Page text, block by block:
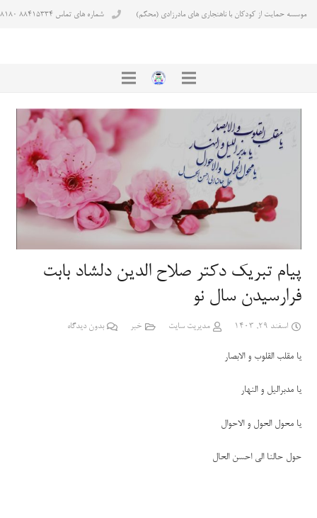
موسسه حمایت از کودکان با ناهنجاری های مادرزادی (محکم) شماره های تماس ۸۸۴۱۵۳۳۴ ۸۸۴۳۸۱۸۰
پیام تبریک دکتر صلاح الدین دلشاد بابت
فرارسیدن سال نو
اسفند 29, 1403 مدیریت سایت خبر بدون دیدگاه
یا مقلب القلوب و الابصار
یا مدبرالیل و النهار
یا محول الحول و الاحوال
حول حالنا الی احسن الحال